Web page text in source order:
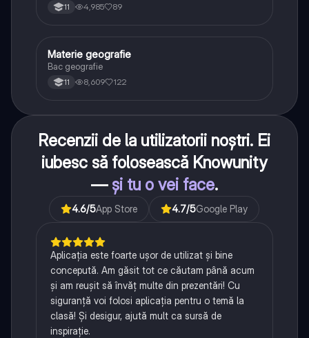
11 4,985 89
Geografie
Materie geografie
Bac geografie
11 8,609 122
Recenzii de la utilizatorii noștri. Ei
iubesc să folosească Knowunity
— și tu o vei face.
4.6/5App Store 4.7/5Google Play
Aplicația este foarte ușor de utilizat și bine
concepută. Am găsit tot ce căutam până acum
și am reușit să învăț multe din prezentări! Cu
siguranță voi folosi aplicația pentru o temă la
clasă! Și desigur, ajută mult ca sursă de
inspirație.